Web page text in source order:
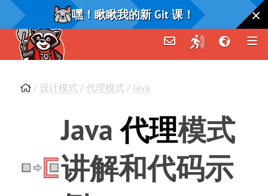
嘿！瞅瞅我的新 Git 课！
/ 设计模式 / 代理模式 / Java
Java代理模式
讲解和代码示